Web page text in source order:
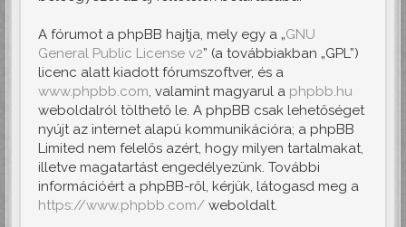
A fórumot a phpBB hajtja, mely egy a „GNU
General Public License v2” (a továbbiakban „GPL”)
licenc alatt kiadott fórumszoftver, és a
www.phpbb.com, valamint magyarul a phpbb.hu
weboldalról tölthető le. A phpBB csak lehetőséget
nyújt az internet alapú kommunikációra; a phpBB
Limited nem felelős azért, hogy milyen tartalmakat,
illetve magatartást engedélyezünk. További
információért a phpBB-ről, kérjük, látogasd meg a
https://www.phpbb.com/ weboldalt.